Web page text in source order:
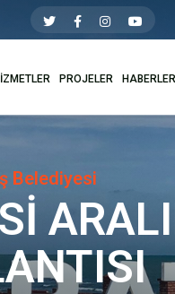
PROJELER HABERLER
Belediyesi